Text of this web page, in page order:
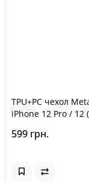
TPU+PC чехол
iPhone 12 Pro /
599 грн.